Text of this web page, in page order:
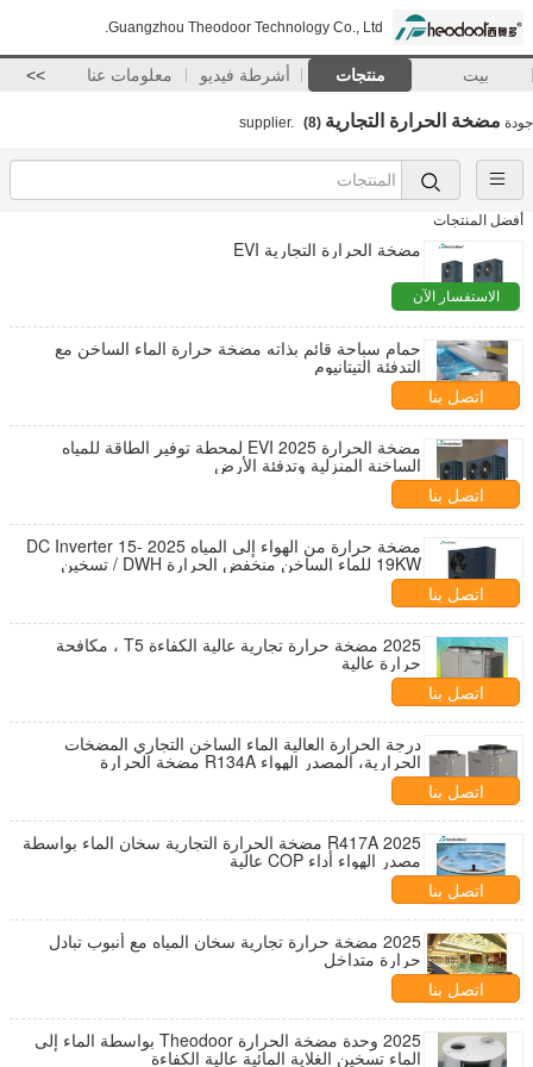
Guangzhou Theodoor Technology Co., Ltd.
بيت منتجات أشرطة فيديو معلومات عنا >>
جودة مضخة الحرارة التجارية (8)
أفضل المنتجات
مضخة الحرارة التجارية EVI
الاستفسار الآن
حمام سباحة قائم بذاته مضخة حرارة الماء الساخن مع
التدفئة التيتانيوم
اتصل بنا
مضخة الحرارة 2025 EVI لمحطة توفير الطاقة للمياه
الساخنة المنزلية وتدفئة الأرض
اتصل بنا
مضخة حرارة من الهواء إلى المياه 2025 DC Inverter 15-
19KW للماء الساخن منخفض الحرارة DWH / تسخين
الأرض
اتصل بنا
2025 مضخة حرارة تجارية عالية الكفاءة T5 ، مكافحة
حرارة عالية
اتصل بنا
درجة الحرارة العالية الماء الساخن التجاري المضخات
الحرارية، المصدر الهواء R134A مضخة الحرارة
اتصل بنا
2025 R417A مضخة الحرارة التجارية سخان الماء بواسطة
مصدر الهواء أداء COP عالية
اتصل بنا
2025 مضخة حرارة تجارية سخان المياه مع أنبوب تبادل
حرارة متداخل
اتصل بنا
2025 وحدة مضخة الحرارة Theodoor بواسطة الماء إلى
الماء تسخين الغلاية المائية عالية الكفاءة